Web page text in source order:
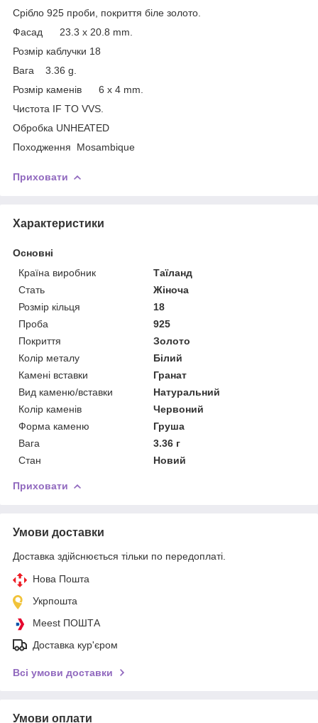
Срібло 925 проби, покриття біле золото.
Фасад 23.3 x 20.8 mm.
Розмір каблучки 18
Вага 3.36 g.
Розмір каменів 6 x 4 mm.
Чистота IF TO VVS.
Обробка UNHEATED
Походження Mosambique
Приховати
Характеристики
Основні
Країна виробник
Таїланд
Стать
Жіноча
Розмір кільця
18
Проба
925
Покриття
Золото
Колір металу
Білий
Камені вставки
Гранат
Вид каменю/вставки
Натуральний
Колір каменів
Червоний
Форма каменю
Груша
Вага
3.36 г
Стан
Новий
Приховати
Умови доставки
Доставка здійснюється тільки по передоплаті.
Нова Пошта
Укрпошта
Meest ПОШТА
Доставка кур'єром
Всі умови доставки
Умови оплати